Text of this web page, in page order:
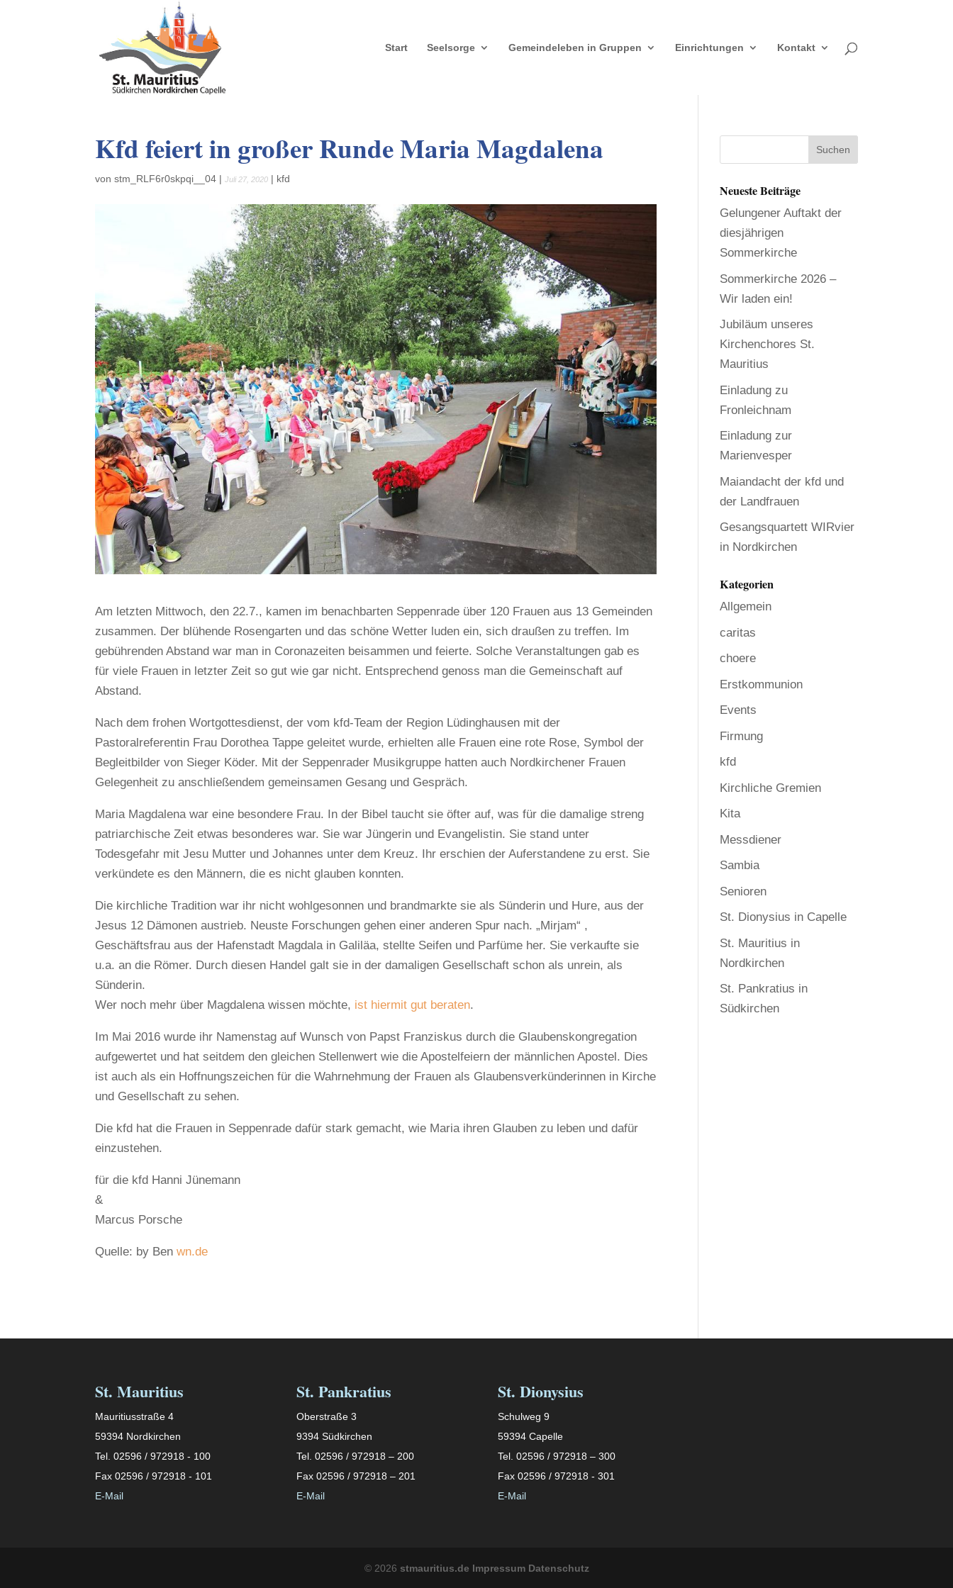
Start Seelsorge Gemeindeleben in Gruppen Einrichtungen Kontakt
Kfd feiert in großer Runde Maria Magdalena
vonstm_RLF6r0skpqi__04 |Juli 27, 2020 | kfd
Am letzten Mittwoch, den 22.7., kamen im benachbarten Seppenrade über 120 Frauen aus 13 Gemeinden
zusammen. Der blühende Rosengarten und das schöne Wetter luden ein, sich draußen zu treffen. Im
gebührenden Abstand war man in Coronazeiten beisammen und feierte. Solche Veranstaltungen gab es
für viele Frauen in letzter Zeit so gut wie gar nicht. Entsprechend genoss man die Gemeinschaft auf
Abstand.
Nach dem frohen Wortgottesdienst, der vom kfd-Team der Region Lüdinghausen mit der
Pastoralreferentin Frau Dorothea Tappe geleitet wurde, erhielten alle Frauen eine rote Rose, Symbol der
Begleitbilder von Sieger Köder. Mit der Seppenrader Musikgruppe hatten auch Nordkirchener Frauen
Gelegenheit zu anschließendem gemeinsamen Gesang und Gespräch.
Maria Magdalena war eine besondere Frau. In der Bibel taucht sie öfter auf, was für die damalige streng
patriarchische Zeit etwas besonderes war. Sie war Jüngerin und Evangelistin. Sie stand unter
Todesgefahr mit Jesu Mutter und Johannes unter dem Kreuz. Ihr erschien der Auferstandene zu erst. Sie
verkündete es den Männern, die es nicht glauben konnten.
Die kirchliche Tradition war ihr nicht wohlgesonnen und brandmarkte sie als Sünderin und Hure, aus der
Jesus 12 Dämonen austrieb. Neuste Forschungen gehen einer anderen Spur nach. „Mirjam“ ,
Geschäftsfrau aus der Hafenstadt Magdala in Galiläa, stellte Seifen und Parfüme her. Sie verkaufte sie
u.a. an die Römer. Durch diesen Handel galt sie in der damaligen Gesellschaft schon als unrein, als
Sünderin.
Wer noch mehr über Magdalena wissen möchte, ist hiermit gut beraten.
Im Mai 2016 wurde ihr Namenstag auf Wunsch von Papst Franziskus durch die Glaubenskongregation
aufgewertet und hat seitdem den gleichen Stellenwert wie die Apostelfeiern der männlichen Apostel. Dies
ist auch als ein Hoffnungszeichen für die Wahrnehmung der Frauen als Glaubensverkünderinnen in Kirche
und Gesellschaft zu sehen.
Die kfd hat die Frauen in Seppenrade dafür stark gemacht, wie Maria ihren Glauben zu leben und dafür
einzustehen.
für die kfd Hanni Jünemann
&
Marcus Porsche
Quelle: by Benwn.de
Neueste Beiträge
Gelungener Auftakt der
diesjährigen
Sommerkirche
Sommerkirche 2026 –
Wir laden ein!
Jubiläum unseres
Kirchenchores St.
Mauritius
Einladung zu
Fronleichnam
Einladung zur
Marienvesper
Maiandacht der kfd und
der Landfrauen
Gesangsquartett WIRvier
in Nordkirchen
Kategorien
Allgemein
caritas
choere
Erstkommunion
Events
Firmung
kfd
Kirchliche Gremien
Kita
Messdiener
Sambia
Senioren
St. Dionysius in Capelle
St. Mauritius in
Nordkirchen
St. Pankratius in
Südkirchen
St. Mauritius
Mauritiusstraße 4
59394 Nordkirchen
Tel. 02596 / 972918 - 100
Fax 02596 / 972918 - 101
E-Mail
St. Pankratius
Oberstraße 3
9394 Südkirchen
Tel. 02596 / 972918 – 200
Fax 02596 / 972918 – 201
E-Mail
St. Dionysius
Schulweg 9
59394 Capelle
Tel. 02596 / 972918 – 300
Fax 02596 / 972918 - 301
E-Mail
© 2026 stmauritius.de Impressum Datenschutz